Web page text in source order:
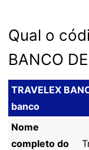
Qual o
BANCO
TRAVELEX
banco
Nome
completo do